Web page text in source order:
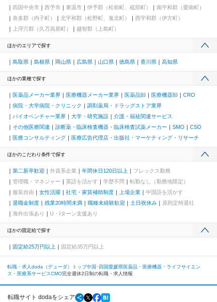
四国中央市
西予市 東温市 伊予郡（松前町、砥部町）
南宇和郡（愛南町）
喜多郡（内子町）
北宇和郡（松野町、鬼北町）
西宇和郡（伊方町）
上浮穴郡（久万高原町）
越智郡（上島町）
ほかのエリアで探す
鳥取県 島根県 岡山県 広島県 山口県 徳島県 香川県 高知県
ほかの業種で探す
医薬品メーカー業界 医療機器メーカー業界 医薬品卸 医療機器卸
CRO
病院・大学病院・クリニック
調剤薬局・ドラッグストア業界
バイオベンチャー業界
大学・研究施設
介護・福祉関連サービス
その他医療関連
診断薬・臨床検査機器・臨床検査試薬メーカー SMO
CSO
医療コンサルティング
医療広告代理店・出版社・マーケティング・リサーチ
ほかのこだわり条件で探す
第二新卒歓迎 外資系企業 年間休日120日以上
フレックス勤務
管理職・マネジャー
英語を活かす 学歴不問
転勤なし（勤務地限定）
服装自由
女性活躍 社宅・家賃補助制度 上場企業
中国語を活かす
退職金制度
残業20時間未満 職種未経験歓迎 土日祝休み
原則定時退社
海外出張あり
U・Iターン支援あり
ほかの固定給で探す
固定給25万円以上 固定給35万円以上
転職・求人doda（デューダ）トップ中国･四国愛媛県医薬品・医療機器・ライフサイエン
ス・医療系サービスCMO完全週休2日制の転職・求人情報
転職サイト dodaをシェア